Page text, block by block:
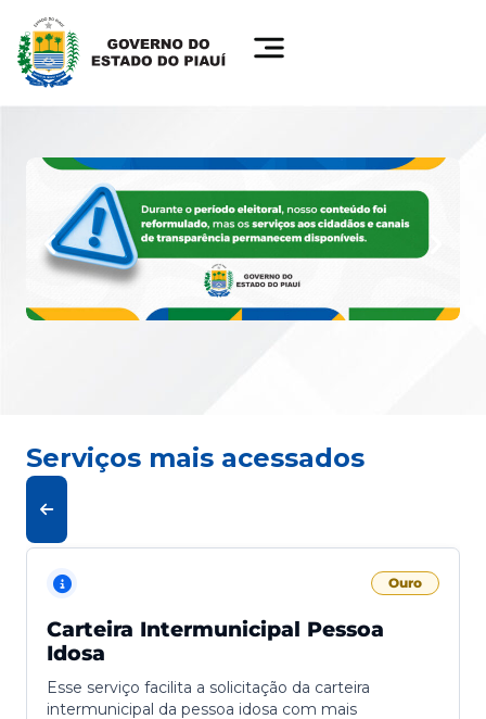
Serviços mais acessados
Ouro
Carteira Intermunicipal Pessoa
Idosa
Esse serviço facilita a solicitação da carteira
intermunicipal da pessoa idosa com mais